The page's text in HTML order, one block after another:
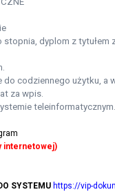
dyplom z tytułem
do codziennego użytku,
za wpis.
teleinformatycznym.
internetowej)
SYSTEMU https://vip-